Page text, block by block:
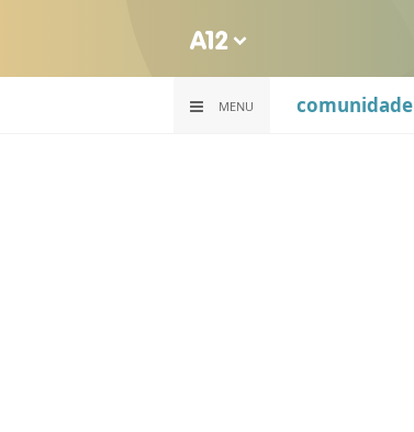
MENU comunidade